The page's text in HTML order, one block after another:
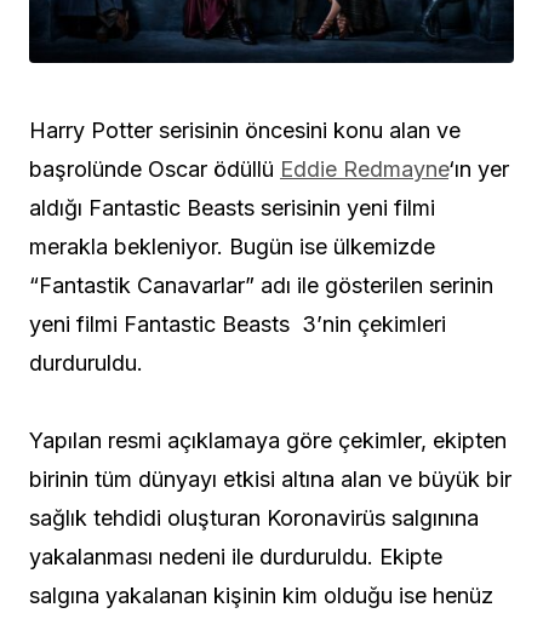
Harry Potter serisinin öncesini konu alan ve
başrolünde Oscar ödüllü Eddie Redmayne‘ın yer
aldığı Fantastic Beasts serisinin yeni filmi
merakla bekleniyor. Bugün ise ülkemizde
“Fantastik Canavarlar” adı ile gösterilen serinin
yeni filmi Fantastic Beasts 3’nin çekimleri
durduruldu.
Yapılan resmi açıklamaya göre çekimler, ekipten
birinin tüm dünyayı etkisi altına alan ve büyük bir
sağlık tehdidi oluşturan Koronavirüs salgınına
yakalanması nedeni ile durduruldu. Ekipte
salgına yakalanan kişinin kim olduğu ise henüz